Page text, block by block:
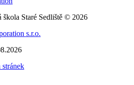
škola Staré Sedliště © 2026
s.r.o.
stránek